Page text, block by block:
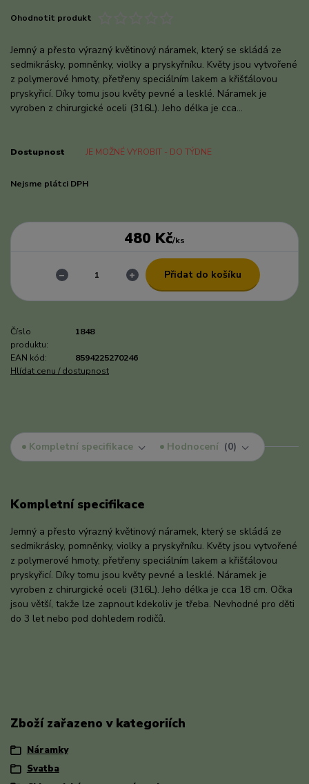
Ohodnotit produkt
Jemný a přesto výrazný květinový náramek, který se skládá ze
sedmikrásky, pomněnky, violky a pryskyřníku. Květy jsou vytvořené
z polymerové hmoty, přetřeny speciálním lakem a křišťálovou
pryskyřicí. Díky tomu jsou květy pevné a lesklé. Náramek je
vyroben z chirurgické oceli (316L). Jeho délka je cca...
Dostupnost JE MOŽNÉ VYROBIT - DO TÝDNE
Nejsme plátci DPH
480 Kč/ks
Přidat do košíku
Číslo
produktu:
1848
EAN kód:
8594225270246
Hlídat cenu / dostupnost
Kompletní specifikace Hodnocení 0
Kompletní specifikace
Jemný a přesto výrazný květinový náramek, který se skládá ze
sedmikrásky, pomněnky, violky a pryskyřníku. Květy jsou vytvořené
z polymerové hmoty, přetřeny speciálním lakem a křišťálovou
pryskyřicí. Díky tomu jsou květy pevné a lesklé. Náramek je
vyroben z chirurgické oceli (316L). Jeho délka je cca 18 cm. Očka
jsou větší, takže lze zapnout kdekoliv je třeba. Nevhodné pro děti
do 3 let nebo pod dohledem rodičů.
Zboží zařazeno v kategoriích
Náramky
Svatba